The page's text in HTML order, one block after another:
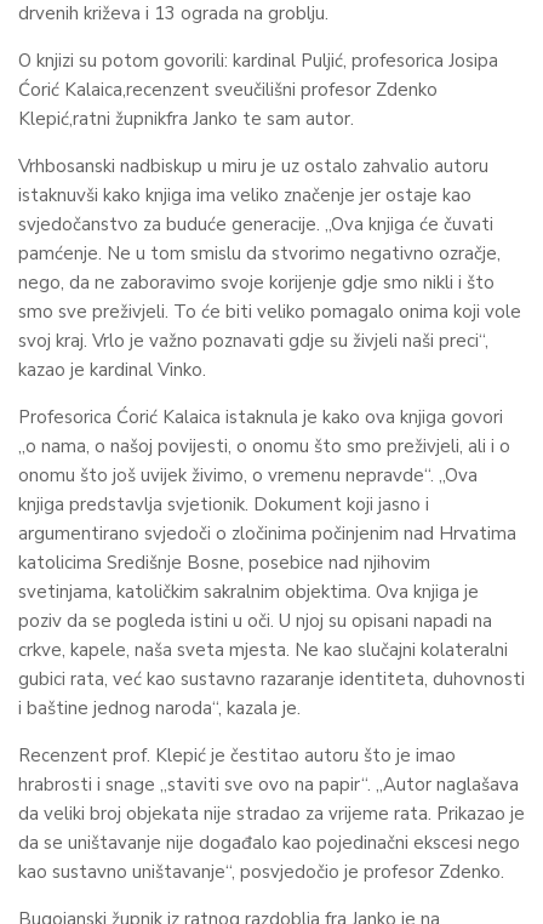
drvenih križeva i 13 ograda na groblju.
O knjizi su potom govorili: kardinal Puljić, profesorica Josipa
Ćorić Kalaica,recenzent sveučilišni profesor Zdenko
Klepić,ratni župnikfra Janko te sam autor.
Vrhbosanski nadbiskup u miru je uz ostalo zahvalio autoru
istaknuvši kako knjiga ima veliko značenje jer ostaje kao
svjedočanstvo za buduće generacije. „Ova knjiga će čuvati
pamćenje. Ne u tom smislu da stvorimo negativno ozračje,
nego, da ne zaboravimo svoje korijenje gdje smo nikli i što
smo sve preživjeli. To će biti veliko pomagalo onima koji vole
svoj kraj. Vrlo je važno poznavati gdje su živjeli naši preci“,
kazao je kardinal Vinko.
Profesorica Ćorić Kalaica istaknula je kako ova knjiga govori
„o nama, o našoj povijesti, o onomu što smo preživjeli, ali i o
onomu što još uvijek živimo, o vremenu nepravde“. „Ova
knjiga predstavlja svjetionik. Dokument koji jasno i
argumentirano svjedoči o zločinima počinjenim nad Hrvatima
katolicima Središnje Bosne, posebice nad njihovim
svetinjama, katoličkim sakralnim objektima. Ova knjiga je
poziv da se pogleda istini u oči. U njoj su opisani napadi na
crkve, kapele, naša sveta mjesta. Ne kao slučajni kolateralni
gubici rata, već kao sustavno razaranje identiteta, duhovnosti
i baštine jednog naroda“, kazala je.
Recenzent prof. Klepić je čestitao autoru što je imao
hrabrosti i snage „staviti sve ovo na papir“. „Autor naglašava
da veliki broj objekata nije stradao za vrijeme rata. Prikazao je
da se uništavanje nije događalo kao pojedinačni ekscesi nego
kao sustavno uništavanje“, posvjedočio je profesor Zdenko.